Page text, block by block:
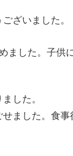
ざいました。
ました。子供
した。
ました。食